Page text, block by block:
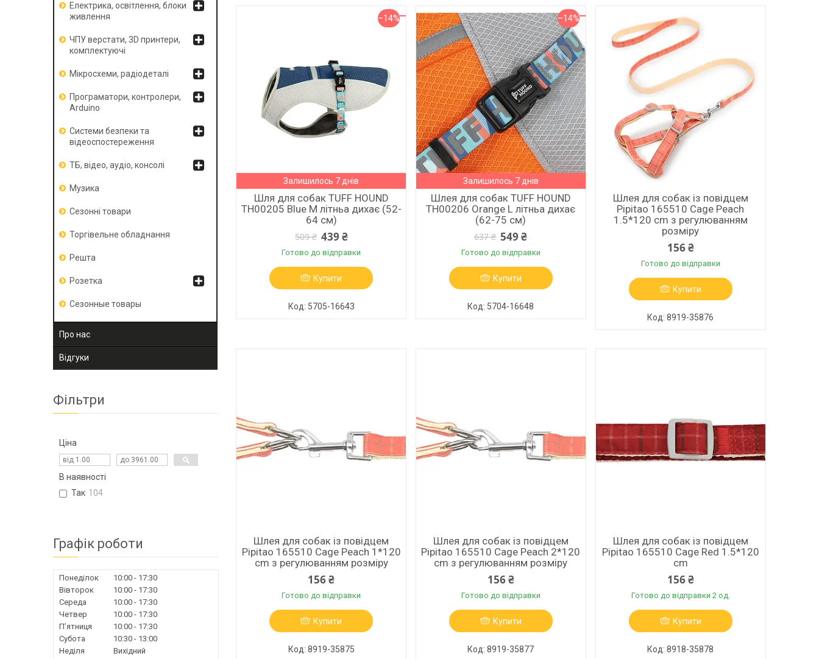
–14%
Залишилось 7 днів
Шля для собак TUFF HOUND
TH00205 Blue M літньа дихає (52-
64 см)
509 ₴ 439 ₴
Готово до відправки
Купити
5705-16643
–14%
Залишилось 7 днів
Шлея для собак TUFF HOUND
TH00206 Orange L літньа дихає
(62-75 см)
637 ₴ 549 ₴
Готово до відправки
Купити
5704-16648
Шлея для собак із повідцем
Pipitao 165510 Cage Peach
1.5*120 cm з регулюванням
розміру
156 ₴
Готово до відправки
Купити
8919-35876
Шлея для собак із повідцем
Pipitao 165510 Cage Peach 1*120
cm з регулюванням розміру
156 ₴
Готово до відправки
Купити
8919-35875
Шлея для собак із повідцем
Pipitao 165510 Cage Peach 2*120
cm з регулюванням розміру
156 ₴
Готово до відправки
Купити
8919-35877
Шлея для собак із повідцем
Pipitao 165510 Cage Red 1.5*120
cm
156 ₴
Готово до відправки 2 од.
Купити
8918-35878
Електрика, освітлення, блоки
живлення
ЧПУ верстати, 3D принтери,
комплектуючі
Мікросхеми, радіодеталі
Програматори, контролери,
Arduino
Системи безпеки та
відеоспостереження
ТБ, відео, аудіо, консолі
Музика
Сезонні товари
Торгівельне обладнання
Решта
Розетка
Сезонные товары
Про нас
Відгуки
Фільтри
Ціна
В наявності
Так 104
Графік роботи
Понеділок 10:00
17:30
Вівторок
10:00
17:30
Середа
10:00
17:30
Четвер
10:00
17:30
Пʼятниця
10:00
17:30
Субота
10:30
13:00
Неділя
Вихідний